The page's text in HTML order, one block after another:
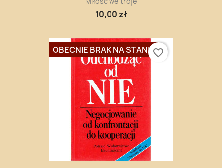
10,00 zł
OBECNIE BRAK NA STANIEfavorite_border